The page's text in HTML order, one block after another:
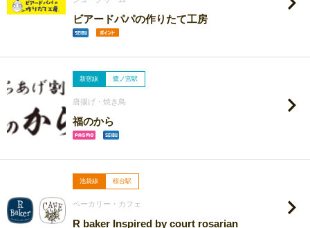
ビアードパパの作りたて工房
新宿線 鷺ノ宮駅
唐揚げ・焼き鳥
福のから
池袋線 桜台駅
ベーカリー・カフェ
R baker Inspired by court rosarian